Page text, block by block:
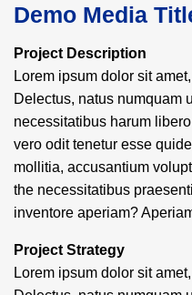
Demo Media
Project Description
Lorem ipsum dolor sit
Delectus, natus numquam
necessitatibus harum
vero odit tenetur esse
mollitia, accusantium
the necessitatibus
inventore aperiam?
Project Strategy
Lorem ipsum dolor sit